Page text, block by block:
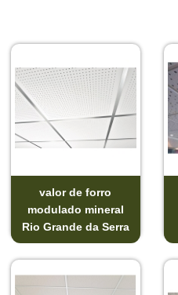
valor de forro
modulado mineral
Rio Grande da Serra